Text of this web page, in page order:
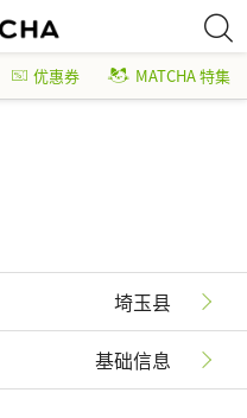
优惠券 MATCHA 特集
埼玉县
基础信息